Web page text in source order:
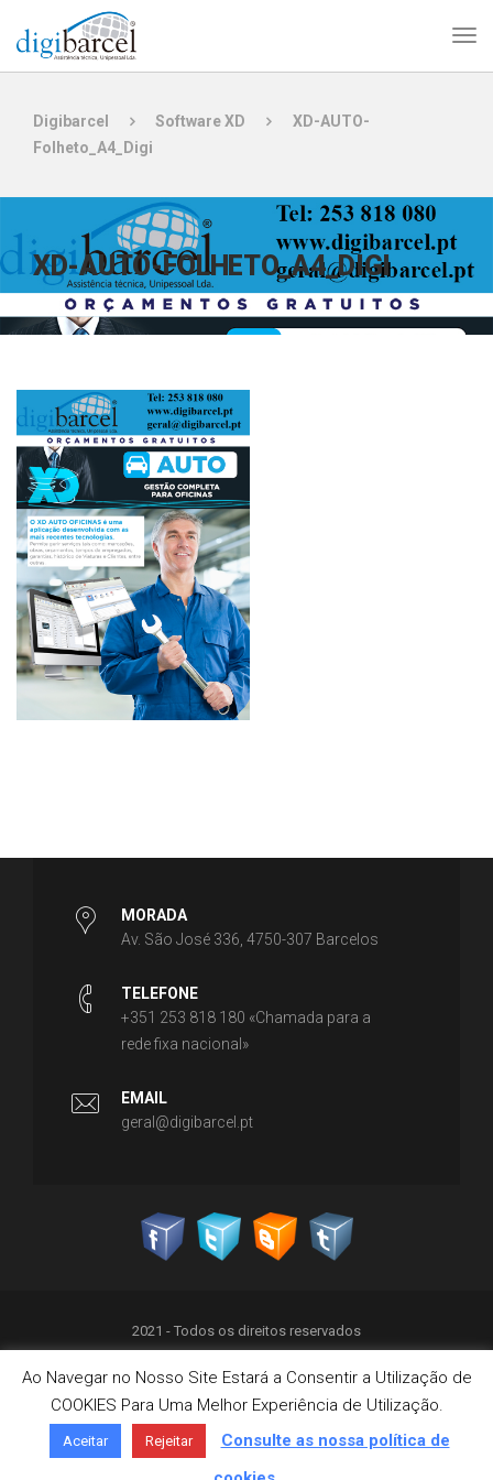
Digibarcel Software XD
XD-AUTO-
Folheto_A4_Digi
XD-AUTO-FOLHETO_A4_DIGI
MORADA
Av. São José 336, 4750-307 Barcelos
TELEFONE
+351 253 818 180 «Chamada para a
rede fixa nacional»
EMAIL
geral@digibarcel.pt
2021 - Todos os direitos reservados
Política de Privacidade
Termos & Condições
Política de Cookies
Livro de Reclamações on-line
Ao Navegar no Nosso Site Estará a Consentir a Utilização de
COOKIES Para Uma Melhor Experiência de Utilização.
Aceitar Rejeitar
Consulte as nossa política de